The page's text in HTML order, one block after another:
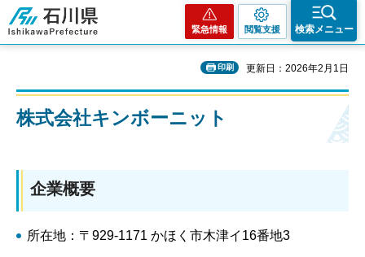
石川県
緊急情報 閲覧支援 検索メニュー
印刷 更新日：2026年2月1日
株式会社キンボーニット
企業概要
所在地：〒929-1171 かほく市木津イ16番地3